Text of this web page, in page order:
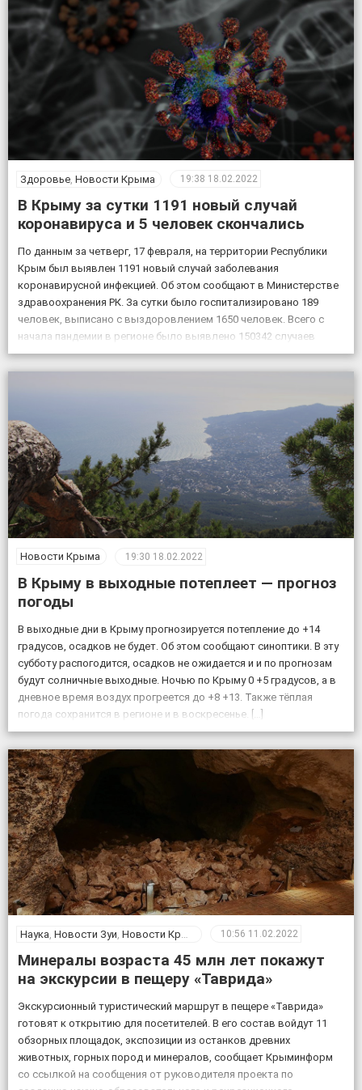
подаваемые машинистом, […]
Здоровье Новости Крыма 19:38 18.02.2022
В Крыму за сутки 1191 новый случай
коронавируса и 5 человек скончались
По данным за четверг, 17 февраля, на территории Республики
Крым был выявлен 1191 новый случай заболевания
коронавирусной инфекцией. Об этом сообщают в Министерстве
здравоохранения РК. За сутки было госпитализировано 189
человек, выписано с выздоровлением 1650 человек. Всего с
начала пандемии в регионе было выявлено 150342 случаев
заболевания коронавирусом, скончалось 4830 пациентов с
подтвержденным коронавирусом, в […]
Новости Крыма 19:30 18.02.2022
В Крыму в выходные потеплеет — прогноз
погоды
В выходные дни в Крыму прогнозируется потепление до +14
градусов, осадков не будет. Об этом сообщают синоптики. В эту
субботу распогодится, осадков не ожидается и и по прогнозам
будут солничные выходные. Ночью по Крыму 0 +5 градусов, а в
дневное время воздух прогреется до +8 +13. Также тёплая
погода сохранится в регионе и в воскресенье. […]
Наука Новости Зуи Новости Крыма 10:56 11.02.2022
Минералы возраста 45 млн лет покажут
на экскурсии в пещеру «Таврида»
Экскурсионный туристический маршрут в пещере «Таврида»
готовят к открытию для посетителей. В его состав войдут 11
обзорных площадок, экспозиции из останков древних
животных, горных пород и минералов, сообщает Крыминформ
со ссылкой на сообщения от руководителя проекта по